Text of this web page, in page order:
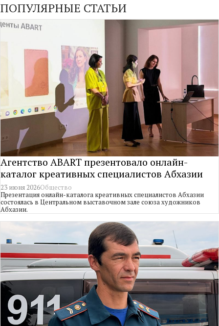
ПОПУЛЯРНЫЕ СТАТЬИ
Агентство ABART презентовало онлайн-
каталог креативных специалистов Абхазии
23 июня 2026Общество
Презентация онлайн-каталога креативных специалистов Абхазии
состоялась в Центральном выставочном зале союза художников
Абхазии.